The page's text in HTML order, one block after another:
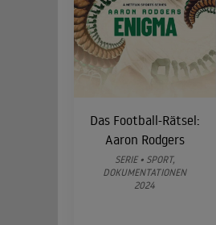
Das Football-Rätsel:
Aaron Rodgers
SERIE • SPORT,
DOKUMENTATIONEN
2024